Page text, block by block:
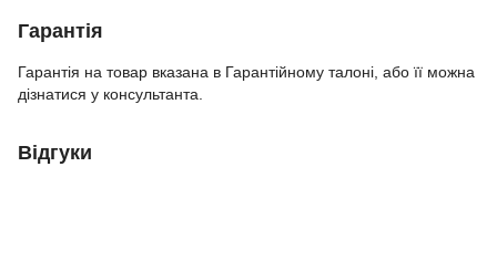
Гарантія
Гарантія на товар вказана в Гарантійному талоні, або її можна
дізнатися у консультанта.
Відгуки